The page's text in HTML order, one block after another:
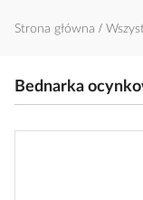
Strona główna
Bednarka